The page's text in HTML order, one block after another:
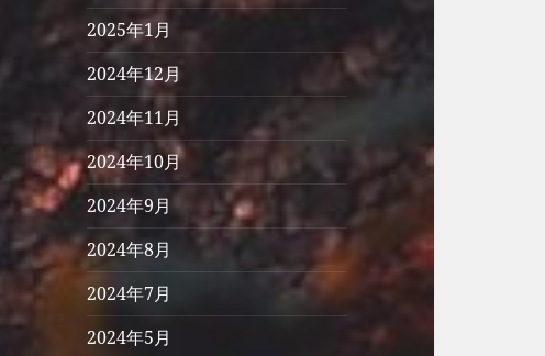
2025年1月
2024年12月
2024年11月
2024年10月
2024年9月
2024年8月
2024年7月
2024年5月